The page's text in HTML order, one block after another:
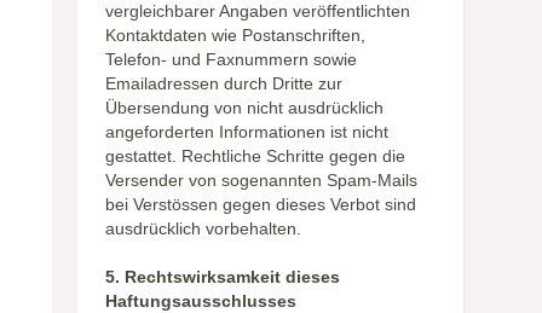
vergleichbarer Angaben veröffentlichten
Kontaktdaten wie Postanschriften,
Telefon- und Faxnummern sowie
Emailadressen durch Dritte zur
Übersendung von nicht ausdrücklich
angeforderten Informationen ist nicht
gestattet. Rechtliche Schritte gegen die
Versender von sogenannten Spam-Mails
bei Verstössen gegen dieses Verbot sind
ausdrücklich vorbehalten.
5. Rechtswirksamkeit dieses
Haftungsausschlusses